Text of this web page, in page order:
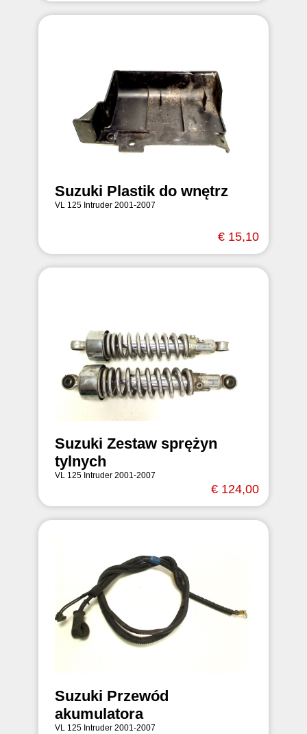
Suzuki Plastik do wnętrz
VL 125 Intruder 2001-2007
€ 15,10
Suzuki Zestaw sprężyn
tylnych
VL 125 Intruder 2001-2007
€ 124,00
Suzuki Przewód
akumulatora
VL 125 Intruder 2001-2007